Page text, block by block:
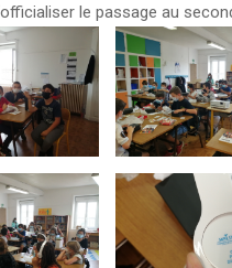
le passage au